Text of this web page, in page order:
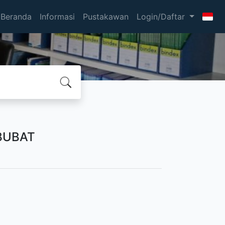
Beranda Informasi Pustakawan Login/Daftar